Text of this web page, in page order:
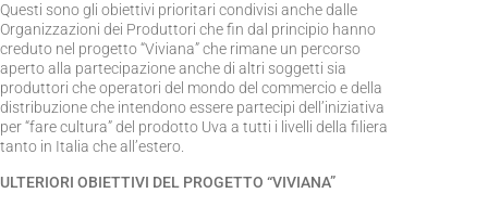
Questi sono gli obiettivi prioritari condivisi anche dalle
Organizzazioni dei Produttori che fin dal principio hanno
creduto nel progetto “Viviana” che rimane un percorso
aperto alla partecipazione anche di altri soggetti sia
produttori che operatori del mondo del commercio e della
distribuzione che intendono essere partecipi dell’iniziativa
per “fare cultura” del prodotto Uva a tutti i livelli della filiera
tanto in Italia che all’estero.
ULTERIORI OBIETTIVI DEL PROGETTO “VIVIANA”